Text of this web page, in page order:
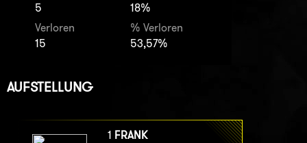
5
18%
Verloren
15
% Verloren
53,57%
AUFSTELLUNG
1 FRANK